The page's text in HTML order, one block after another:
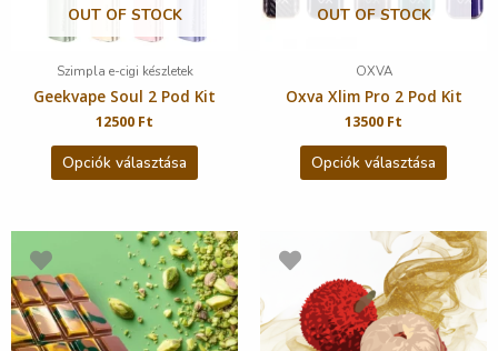
OUT OF STOCK
Szimpla e-cigi készletek
Geekvape Soul 2 Pod Kit
12500 Ft
Opciók választása
OUT OF STOCK
OXVA
Oxva Xlim Pro 2 Pod Kit
13500 Ft
Opciók választása